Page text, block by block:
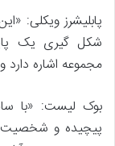
پابلیشرز ویکلی:
شکل گیری یک
مجموعه اشاره دارد
بوک لیست: «با
پیچیده و